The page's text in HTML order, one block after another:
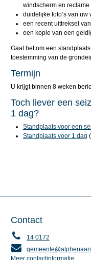
windscherm en reclame
duidelijke foto’s van
een recent uittreksel
een kopie van een
Gaat het om een
toestemming van de
Termijn
U krijgt binnen 8 weken
Toch liever een
1 dag?
Standplaats voor een
Standplaats voor 1 dag
Contact
14 0172
Meer contactinformatie